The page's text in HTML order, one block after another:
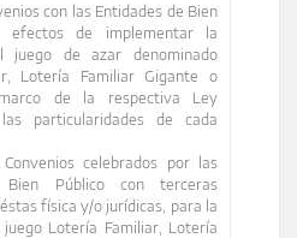
con las Entidades de Bien
efectos de implementar la
juego de azar denominado
Lotería Familiar Gigante o
de la respectiva Ley
particularidades de cada
celebrados por las
Bien Público con terceras
física y/o jurídicas, para la
Lotería Familiar, Lotería